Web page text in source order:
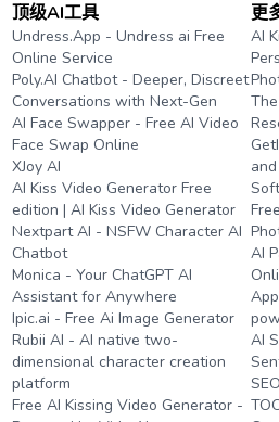
顶级AI工具
Undress.App - Undress ai Free
Online Service
Poly.AI Chatbot - Deeper, Discreet
Conversations with Next-Gen
AI Face Swapper - Free AI Video
Face Swap Online
XJoy AI
AI Kiss Video Generator Free
edition | AI Kiss Video Generator
Nextpart AI - NSFW Character AI
Chatbot
Monica - Your ChatGPT AI
Assistant for Anywhere
Ipic.ai - Free Ai Image Generator
Rubii AI - AI native two-
dimensional character creation
platform
Free AI Kissing Video Generator -
更
AI
AI
AI